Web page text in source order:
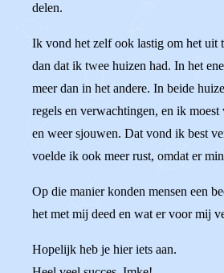
delen.
Ik vond het zelf ook lastig om het uit
dan dat ik twee huizen had. In het
meer dan in het andere. In beide
regels en verwachtingen, en ik moest
en weer sjouwen. Dat vond ik best
voelde ik ook meer rust, omdat er
Op die manier konden mensen een
het met mij deed en wat er voor mij
Hopelijk heb je hier iets aan.